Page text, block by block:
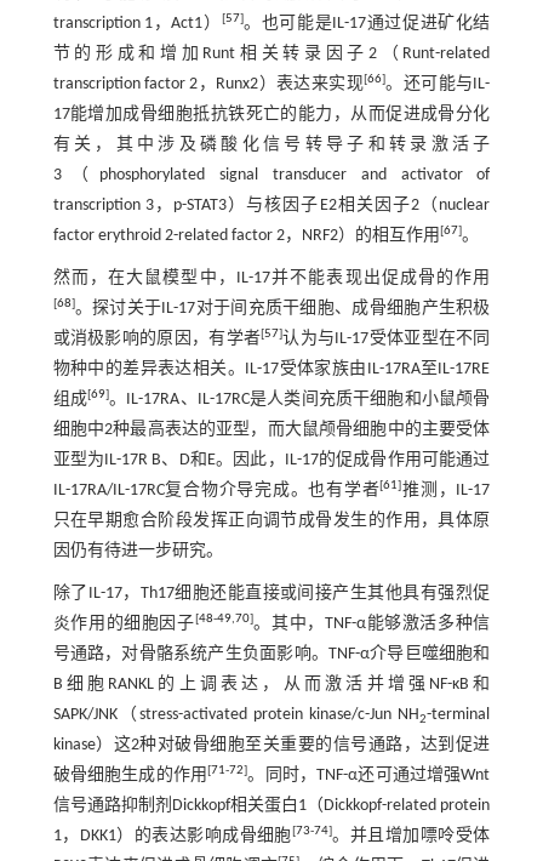
transcription 1，Act1）
[57]。也可能是IL-17通过促进矿化结
节的形成和增加Runt相关转录因子2（Runt-related
transcription factor 2，Runx2）表达来实现[66]。还可能与IL-
17能增加成骨细胞抵抗铁死亡的能力，从而促进成骨分化
有关，其中涉及磷酸化信号转导子和转录激活子
3（phosphorylated signal transducer and activator of
transcription 3，p-STAT3）与核因子E2相关因子2（nuclear
factor erythroid 2-related factor 2，NRF2）的相互作用 [67]。
然而，在大鼠模型中，IL-17并不能表现出促成骨的作用
[68]。探讨关于IL-17对于间充质干细胞、成骨细胞产生积极
或消极影响的原因，有学者[57]认为与IL-17受体亚型在不同
物种中的差异表达相关。IL-17受体家族由IL-17RA至IL-17RE
组成[69]。IL-17RA、IL-17RC是人类间充质干细胞和小鼠颅骨
细胞中2种最高表达的亚型，而大鼠颅骨细胞中的主要受体
亚型为IL-17R B、D和E。因此，IL-17的促成骨作用可能通过
IL-17RA/IL-17RC复合物介导完成。也有学者[61]推测，IL-17
只在早期愈合阶段发挥正向调节成骨发生的作用，具体原
因仍有待进一步研究。
除了IL-17，Th17细胞还能直接或间接产生其他具有强烈促
炎作用的细胞因子[48-49,70]。其中，TNF-α能够激活多种信
号通路，对骨骼系统产生负面影响。TNF-α介导巨噬细胞和
B细胞RANKL的上调表达，从而激活并增强NF-κB和
SAPK/JNK（stress-activated protein kinase/c-Jun NH2-terminal
kinase）这2种对破骨细胞至关重要的信号通路，达到促进
破骨细胞生成的作用[71-72]。同时，TNF-α还可通过增强Wnt
信号通路抑制剂Dickkopf相关蛋白1（Dickkopf-related protein
1，DKK1）的表达影响成骨细胞[73-74]。并且增加嘌呤受体